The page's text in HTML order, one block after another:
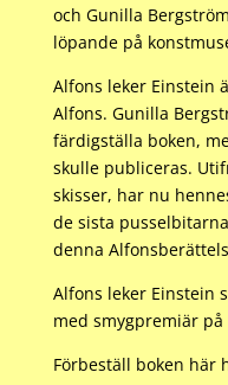
och Gunilla
löpande på
Alfons leker Einstein
Alfons. Gunilla
färdigställa boken,
skulle publiceras.
skisser, har nu
de sista
denna
Alfons leker Einstein
med smygpremiär på
Förbeställ boken här